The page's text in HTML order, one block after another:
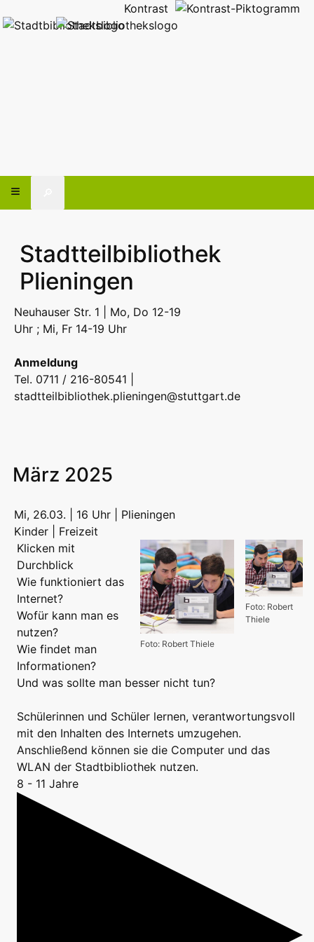
Kontrast
Stadtteilbibliothek
Plieningen
Neuhauser Str. 1 | Mo, Do 12-19
Uhr ; Mi, Fr 14-19 Uhr
Anmeldung
Tel. 0711 / 216-80541 |
stadtteilbibliothek.plieningen@stuttgart.de
März 2025
Mi, 26.03. | 16 Uhr | Plieningen
Kinder | Freizeit
Foto: Robert
Thiele
Foto: Robert Thiele
Klicken mit
Durchblick
Wie funktioniert das
Internet?
Wofür kann man es
nutzen?
Wie findet man
Informationen?
Und was sollte man besser nicht tun?
Schülerinnen und Schüler lernen, verantwortungsvoll
mit den Inhalten des Internets umzugehen.
Anschließend können sie die Computer und das
WLAN der Stadtbibliothek nutzen.
8 - 11 Jahre